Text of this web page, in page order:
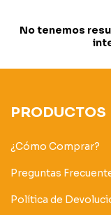
No tenemos
PRODUCTOS
¿Cómo Comprar?
Preguntas
Política de